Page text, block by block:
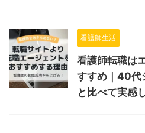
看護師生活
看護師転職は
すすめ｜40代
と比べて実感